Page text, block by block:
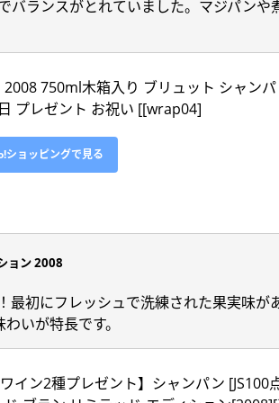
バランスがとれていました。マジパン
750ml木箱入り ブリュット シャン
プレゼント お祝い [[wrap04]
ショッピングで見る
ョン 2008
初にフレッシュで洗練された果実味
いが特長です。
イン2種プレゼント】シャンパン [JS100